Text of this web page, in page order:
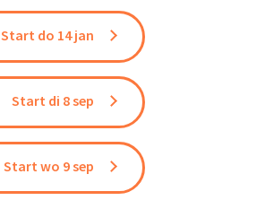
Start do 14 jan
Start di 8 sep
Start wo 9 sep